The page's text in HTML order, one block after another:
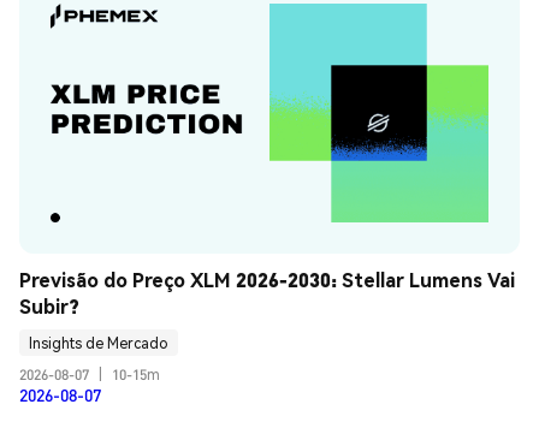
Previsão do Preço XLM 2026-2030: Stellar Lumens Vai
Subir?
Insights de Mercado
2026-08-07
10-15m
2026-08-07